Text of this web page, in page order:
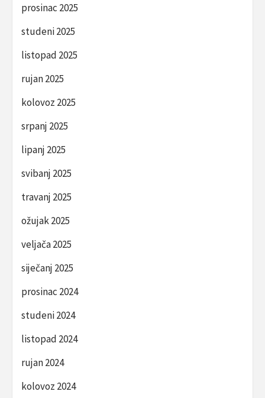
prosinac 2025
studeni 2025
listopad 2025
rujan 2025
kolovoz 2025
srpanj 2025
lipanj 2025
svibanj 2025
travanj 2025
ožujak 2025
veljača 2025
siječanj 2025
prosinac 2024
studeni 2024
listopad 2024
rujan 2024
kolovoz 2024